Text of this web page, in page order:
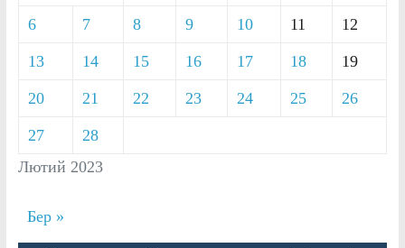
Лютий 2023
6 7 8 9 10 11 12
13 14 15 16 17 18 19
20 21 22 23 24 25 26
27 28
Бер »